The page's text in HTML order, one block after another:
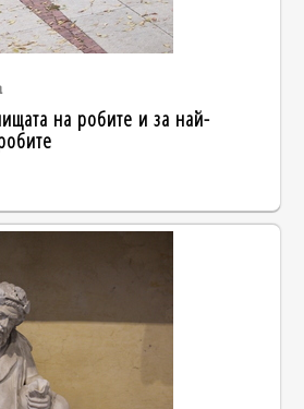
на робите и за най-